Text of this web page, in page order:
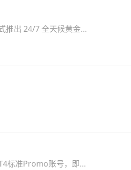
推出 24/7 全天候黄金
则。
标准Promo账号，即可